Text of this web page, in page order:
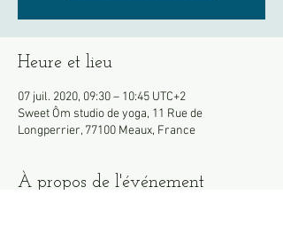
Heure et lieu
07 juil. 2020, 09:30 – 10:45 UTC+2
Sweet Ôm studio de yoga, 11 Rue de
Longperrier, 77100 Meaux, France
À propos de l'événement